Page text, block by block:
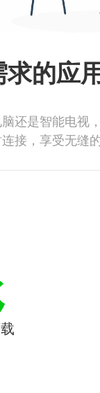
的应
还是智能电视
接，享受无缝的